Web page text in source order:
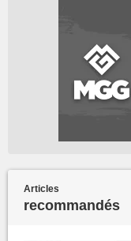
Articles
recommandés